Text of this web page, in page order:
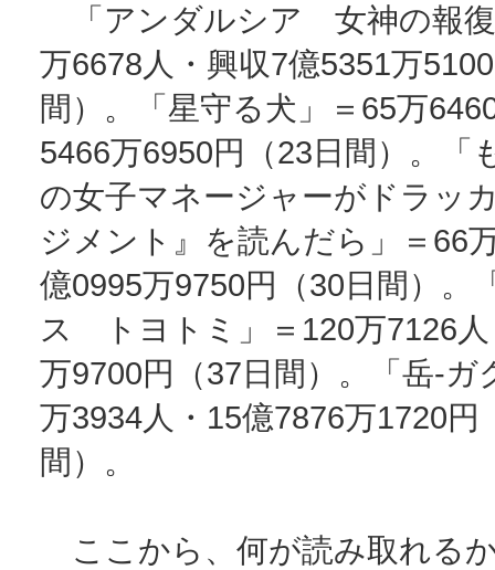
「アンダルシア 女神の報復
万6678人・興収7億5351万
間）。「星守る犬」＝65万
5466万6950円（23日間）。「
の女子マネージャーがドラッ
ジメント』を読んだら」＝66
億0995万9750円（30日間）。
ス トヨトミ」＝120万7126人
万9700円（37日間）。「岳‐ガ
万3934人・15億7876万1720円
間）。
ここから、何が読み取れる